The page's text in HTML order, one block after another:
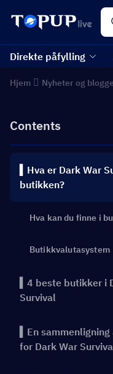
Direkte påfylling
Hjem Nyheter og
Contents
▍Hva er Dark War
butikken?
Hva kan du finne i
Butikkvalutasystem
▍4 beste butikker i
Survival
▍En
for Dark War